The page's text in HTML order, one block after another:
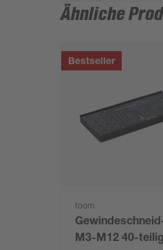
Ähnliche
Bestseller
toom
M3-M12 40-teilig